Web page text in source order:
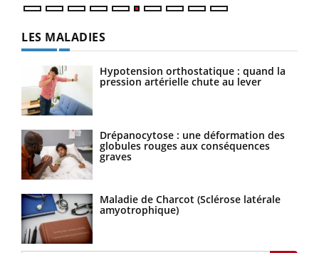
LES MALADIES
Hypotension orthostatique : quand la
pression artérielle chute au lever
Drépanocytose : une déformation des
globules rouges aux conséquences
graves
Maladie de Charcot (Sclérose latérale
amyotrophique)